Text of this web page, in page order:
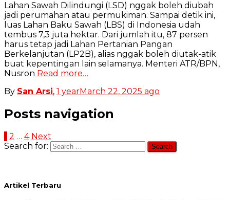
Lahan Sawah Dilindungi (LSD) nggak boleh diubah
jadi perumahan atau permukiman. Sampai detik ini,
luas Lahan Baku Sawah (LBS) di Indonesia udah
tembus 7,3 juta hektar. Dari jumlah itu, 87 persen
harus tetap jadi Lahan Pertanian Pangan
Berkelanjutan (LP2B), alias nggak boleh diutak-atik
buat kepentingan lain selamanya. Menteri ATR/BPN,
Nusron Read more…
By San Arsi, 1 yearMarch 22, 2025 ago
Posts navigation
2 … 4 Next
Search for:
Artikel Terbaru